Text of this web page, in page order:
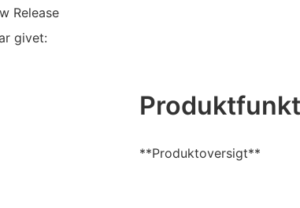
Release
givet:
**Produktoversigt**